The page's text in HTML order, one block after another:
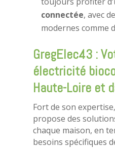
connectée, avec
modernes comme
GregElec43 :
électricité
Haute-Loire et
Fort de son
propose des
chaque maison, en
besoins spécifiques